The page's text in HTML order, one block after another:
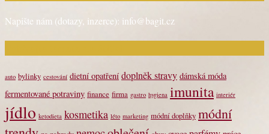
Napište nám (dotazy, inzerce): info@bagit.cz
auto bylinky cestování dietní opatření doplněk stravy dámská móda
fermentované potraviny finance firma gastro hygiena imunita interiér
jídlo ketodieta kosmetika léto marketing módní doplňky módní